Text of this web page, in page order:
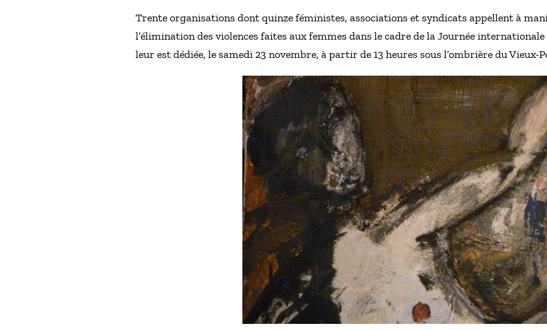
Trente organisations dont quinze féministes, associations et syndicats appellent à
l’élimination des violences faites aux femmes dans le cadre de la Journée
leur est dédiée, le samedi 23 novembre, à partir de 13 heures sous l’ombrière du Vieux-